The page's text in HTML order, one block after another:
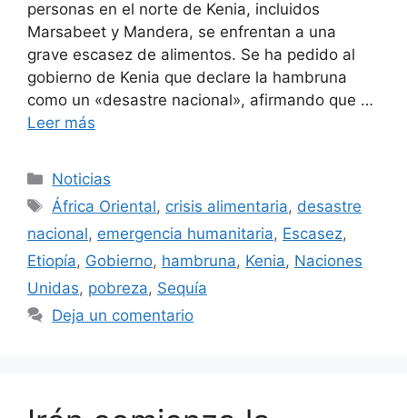
personas en el norte de Kenia, incluidos
Marsabeet y Mandera, se enfrentan a una
grave escasez de alimentos. Se ha pedido al
gobierno de Kenia que declare la hambruna
como un «desastre nacional», afirmando que …
Leer más
Categorías
Noticias
Etiquetas
África Oriental, crisis alimentaria, desastre
nacional, emergencia humanitaria, Escasez,
Etiopía, Gobierno, hambruna, Kenia, Naciones
Unidas, pobreza, Sequía
Deja un comentario